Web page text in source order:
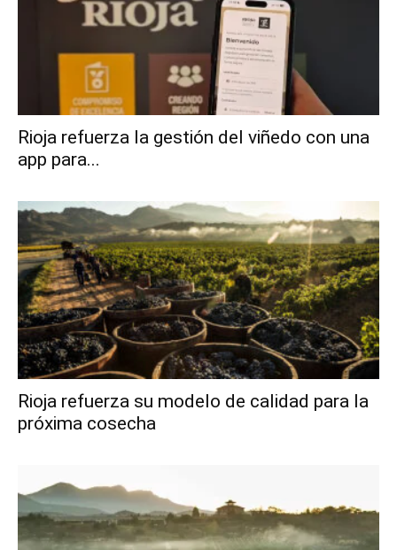
Rioja refuerza la gestión del viñedo con una
app para...
Rioja refuerza su modelo de calidad para la
próxima cosecha